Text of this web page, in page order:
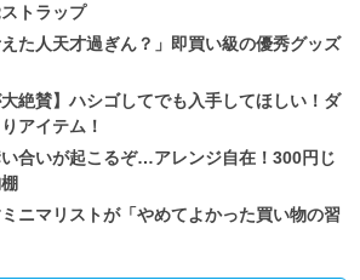
トラップ
えた人天才過ぎん？」即買い級の優秀グッズ
大絶賛】ハシゴしてでも入手してほしい！ダ
アイテム！
合いが起こるぞ…アレンジ自在！300円じ
ニマリストが「やめてよかった買い物の習